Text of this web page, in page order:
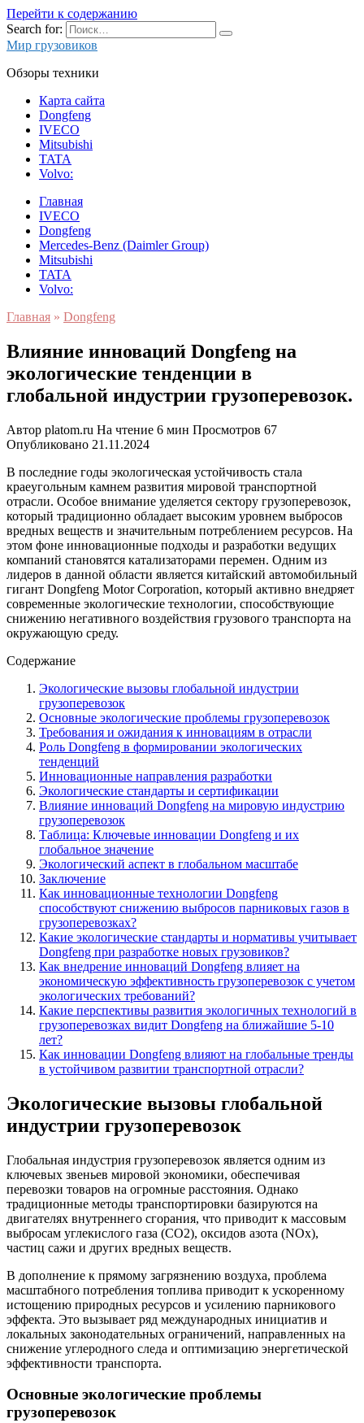
Перейти к содержанию
Search for:
Мир грузовиков
Обзоры техники
Карта сайта
Dongfeng
IVECO
Mitsubishi
TATA
Volvo:
Главная
IVECO
Dongfeng
Mercedes-Benz (Daimler Group)
Mitsubishi
TATA
Volvo:
Главная » Dongfeng
Влияние инноваций Dongfeng на
экологические тенденции в
глобальной индустрии грузоперевозок.
Автор platom.ru На чтение 6 мин Просмотров 67
Опубликовано 21.11.2024
В последние годы экологическая устойчивость стала
краеугольным камнем развития мировой транспортной
отрасли. Особое внимание уделяется сектору грузоперевозок,
который традиционно обладает высоким уровнем выбросов
вредных веществ и значительным потреблением ресурсов. На
этом фоне инновационные подходы и разработки ведущих
компаний становятся катализаторами перемен. Одним из
лидеров в данной области является китайский автомобильный
гигант Dongfeng Motor Corporation, который активно внедряет
современные экологические технологии, способствующие
снижению негативного воздействия грузового транспорта на
окружающую среду.
Содержание
Экологические вызовы глобальной индустрии
грузоперевозок
Основные экологические проблемы грузоперевозок
Требования и ожидания к инновациям в отрасли
Роль Dongfeng в формировании экологических
тенденций
Инновационные направления разработки
Экологические стандарты и сертификации
Влияние инноваций Dongfeng на мировую индустрию
грузоперевозок
Таблица: Ключевые инновации Dongfeng и их
глобальное значение
Экологический аспект в глобальном масштабе
Заключение
Как инновационные технологии Dongfeng
способствуют снижению выбросов парниковых газов в
грузоперевозках?
Какие экологические стандарты и нормативы учитывает
Dongfeng при разработке новых грузовиков?
Как внедрение инноваций Dongfeng влияет на
экономическую эффективность грузоперевозок с учетом
экологических требований?
Какие перспективы развития экологичных технологий в
грузоперевозках видит Dongfeng на ближайшие 5-10
лет?
Как инновации Dongfeng влияют на глобальные тренды
в устойчивом развитии транспортной отрасли?
Экологические вызовы глобальной
индустрии грузоперевозок
Глобальная индустрия грузоперевозок является одним из
ключевых звеньев мировой экономики, обеспечивая
перевозки товаров на огромные расстояния. Однако
традиционные методы транспортировки базируются на
двигателях внутреннего сгорания, что приводит к массовым
выбросам углекислого газа (CO2), оксидов азота (NOx),
частиц сажи и других вредных веществ.
В дополнение к прямому загрязнению воздуха, проблема
масштабного потребления топлива приводит к ускоренному
истощению природных ресурсов и усилению парникового
эффекта. Это вызывает ряд международных инициатив и
локальных законодательных ограничений, направленных на
снижение углеродного следа и оптимизацию энергетической
эффективности транспорта.
Основные экологические проблемы
грузоперевозок